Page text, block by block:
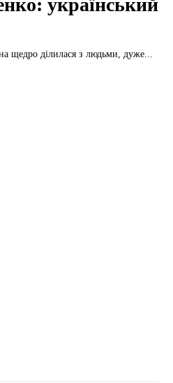
щедро ділилася з людьми, дуже...